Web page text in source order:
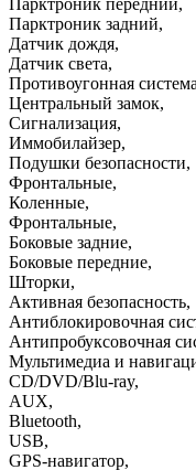
Парктроник задний,
Датчик дождя,
Датчик света,
Противоугонная система
Центральный замок,
Сигнализация,
Иммобилайзер,
Подушки безопасности,
Фронтальные,
Коленные,
Фронтальные,
Боковые задние,
Боковые передние,
Шторки,
Активная безопасность,
Антиблокировочная
Антипробуксовочная
Мультимедиа и
CD/DVD/Blu-ray,
AUX,
Bluetooth,
USB,
GPS-навигатор,